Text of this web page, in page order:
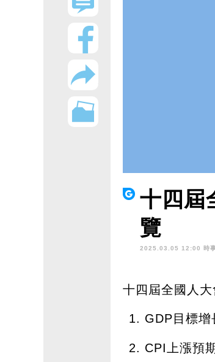
十四屆
覽
2025.03.05 12:00 時
十四屆全國人
GDP目標增
CPI上漲預